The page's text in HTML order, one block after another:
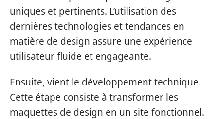
uniques et pertinents. L’utilisation des
dernières technologies et tendances en
matière de design assure une expérience
utilisateur fluide et engageante.
Ensuite, vient le développement technique.
Cette étape consiste à transformer les
maquettes de design en un site fonctionnel.